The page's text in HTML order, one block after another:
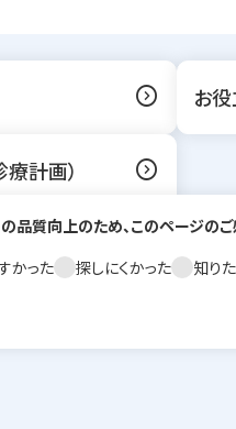
expand_circle_right お
計画） expand_circle_right
品質向上のため、このページの
かった
探しにくかった 知り